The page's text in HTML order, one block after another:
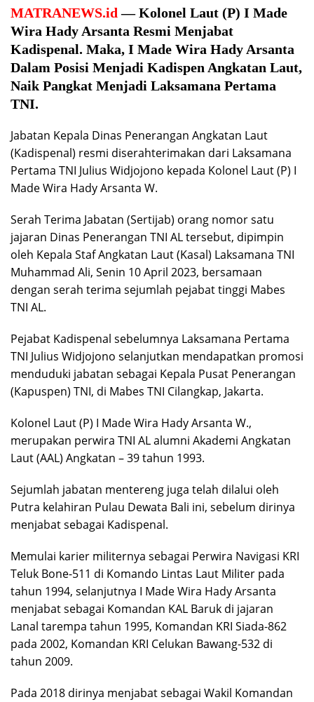
MATRANEWS.id — Kolonel Laut (P) I Made
Wira Hady Arsanta Resmi Menjabat
Kadispenal. Maka, I Made Wira Hady Arsanta
Dalam Posisi Menjadi Kadispen Angkatan Laut,
Naik Pangkat Menjadi Laksamana Pertama
TNI.
Jabatan Kepala Dinas Penerangan Angkatan Laut
(Kadispenal) resmi diserahterimakan dari Laksamana
Pertama TNI Julius Widjojono kepada Kolonel Laut (P) I
Made Wira Hady Arsanta W.
Serah Terima Jabatan (Sertijab) orang nomor satu
jajaran Dinas Penerangan TNI AL tersebut, dipimpin
oleh Kepala Staf Angkatan Laut (Kasal) Laksamana TNI
Muhammad Ali, Senin 10 April 2023, bersamaan
dengan serah terima sejumlah pejabat tinggi Mabes
TNI AL.
Pejabat Kadispenal sebelumnya Laksamana Pertama
TNI Julius Widjojono selanjutkan mendapatkan promosi
menduduki jabatan sebagai Kepala Pusat Penerangan
(Kapuspen) TNI, di Mabes TNI Cilangkap, Jakarta.
Kolonel Laut (P) I Made Wira Hady Arsanta W.,
merupakan perwira TNI AL alumni Akademi Angkatan
Laut (AAL) Angkatan – 39 tahun 1993.
Sejumlah jabatan mentereng juga telah dilalui oleh
Putra kelahiran Pulau Dewata Bali ini, sebelum dirinya
menjabat sebagai Kadispenal.
Memulai karier militernya sebagai Perwira Navigasi KRI
Teluk Bone-511 di Komando Lintas Laut Militer pada
tahun 1994, selanjutnya I Made Wira Hady Arsanta
menjabat sebagai Komandan KAL Baruk di jajaran
Lanal tarempa tahun 1995, Komandan KRI Siada-862
pada 2002, Komandan KRI Celukan Bawang-532 di
tahun 2009.
Pada 2018 dirinya menjabat sebagai Wakil Komandan